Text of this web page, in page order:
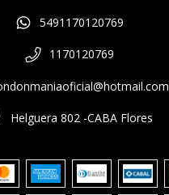
5491170120769
1170120769
Helguera 802 -CABA Flores